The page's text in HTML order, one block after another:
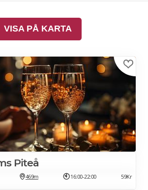
VISA PÅ KARTA
Piteå
469m 16:00-22:00 59Kr